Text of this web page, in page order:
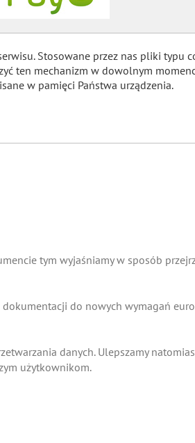
Stosowane przez nas pliki typu
ten mechanizm w dowolnym
w pamięci Państwa urządzenia.
tym wyjaśniamy w sposób
do nowych wymagań
danych. Ulepszamy
użytkownikom.